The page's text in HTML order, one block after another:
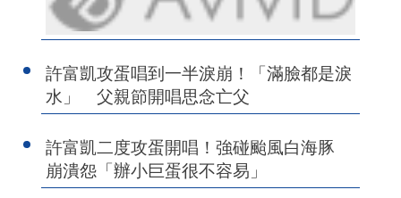
許富凱攻蛋唱到一半淚崩！「滿臉都是淚
水」 父親節開唱思念亡父
許富凱二度攻蛋開唱！強碰颱風白海豚
崩潰怨「辦小巨蛋很不容易」